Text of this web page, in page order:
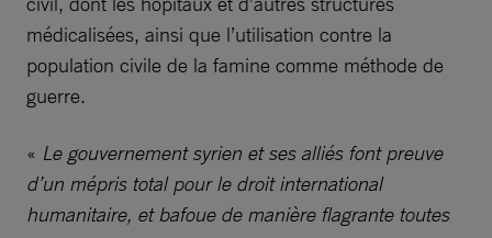
médicalisées, ainsi que l’utilisation contre la
population civile de la famine comme méthode de
guerre.
« Le gouvernement syrien et ses alliés font preuve
d’un mépris total pour le droit international
humanitaire, et bafoue de manière flagrante toutes